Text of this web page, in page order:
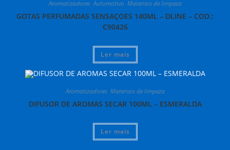
Aromatizadores,Automotivo, Materiais de limpeza
GOTAS PERFUMADAS SENSAÇOES 140ML – DLINE – COD.:
C90426
Ler mais
Aromatizadores, Materiais de limpeza
DIFUSOR DE AROMAS SECAR 100ML – ESMERALDA
Ler mais